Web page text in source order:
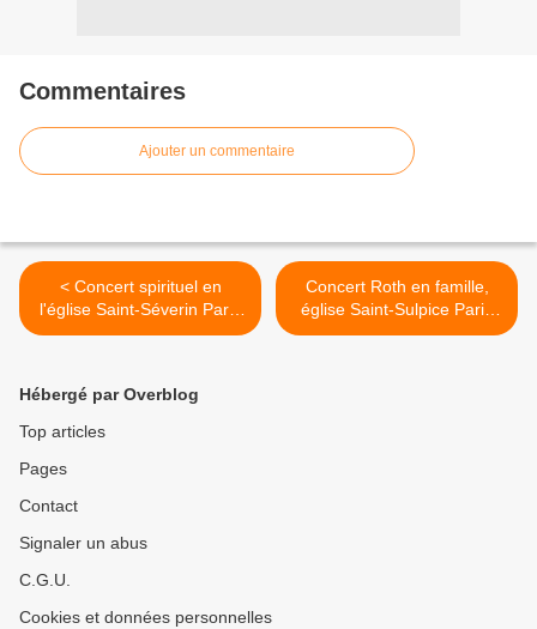
Commentaires
Ajouter un commentaire
< Concert spirituel en
l'église Saint-Séverin Paris
5e
Concert Roth en famille,
église Saint-Sulpice Paris
6e >
Hébergé par Overblog
Top articles
Pages
Contact
Signaler un abus
C.G.U.
Cookies et données personnelles